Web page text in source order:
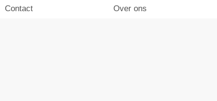
Contact Over ons